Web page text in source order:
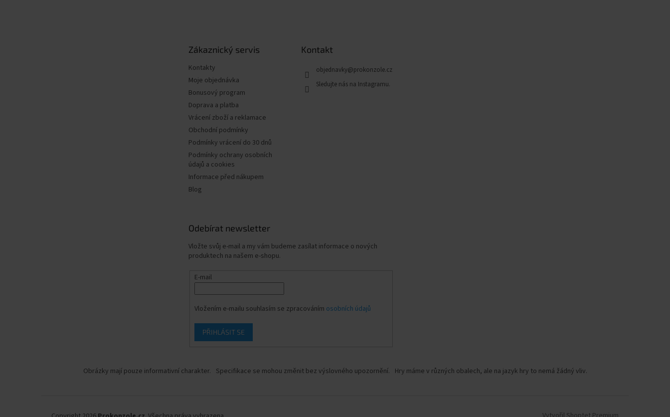
Zákaznický servis
Kontakty
Moje objednávka
Bonusový program
Doprava a platba
Vrácení zboží a reklamace
Obchodní podmínky
Podmínky vrácení do 30 dnů
Podmínky ochrany osobních
údajů a cookies
Informace před nákupem
Blog
Kontakt
objednavky@prokonzole.cz
Odebírat newsletter
Vložte svůj e-mail a my vám budeme zasílat informace o nových
produktech na našem e-shopu.
E-mail
Vložením e-mailu souhlasím se zpracováním osobních údajů
PŘIHLÁSIT SE
Obrázky mají pouze informativní charakter. Specifikace se mohou změnit bez výslovného upozornění. Hry máme v různých obalech, ale na jazyk hry to nemá žádný vliv.